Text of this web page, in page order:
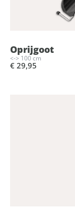
Oprijgoot
<-> 100 cm
€ 29,95